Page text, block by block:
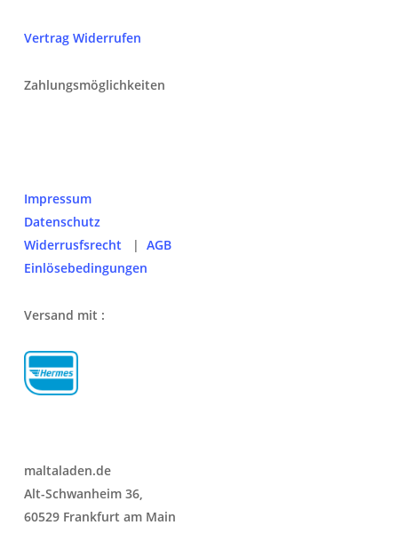
Vertrag Widerrufen
Zahlungsmöglichkeiten
Impressum
Datenschutz
Widerrusfsrecht | AGB
Einlösebedingungen
Versand mit :
maltaladen.de
Alt-Schwanheim 36,
60529 Frankfurt am Main